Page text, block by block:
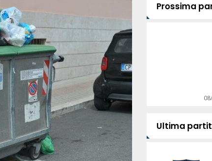
Prossima
Ultima